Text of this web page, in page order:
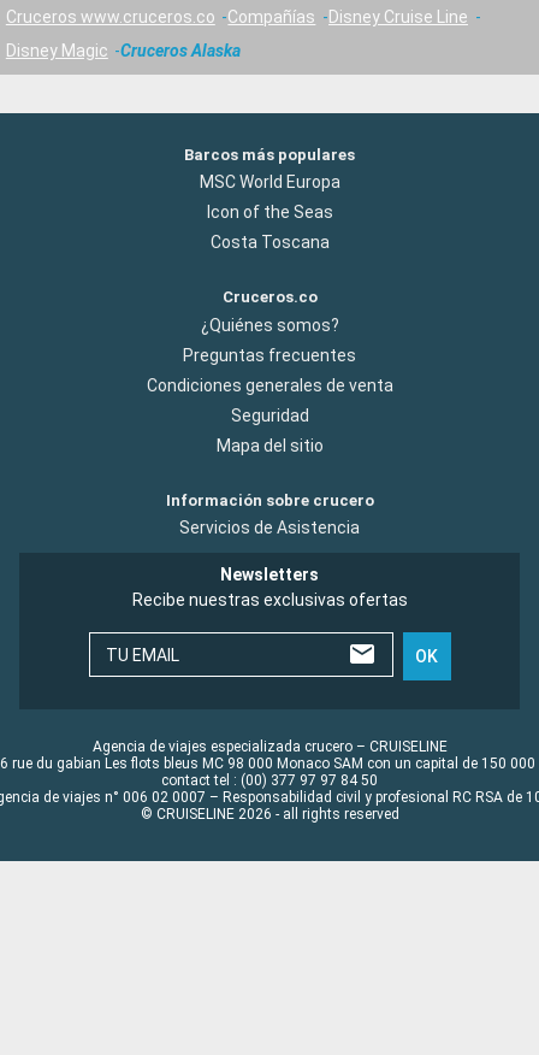
Cruceros www.cruceros.co Compañías
Disney Cruise Line
Disney Magic
Cruceros Alaska
Barcos más populares
MSC World Europa
Icon of the Seas
Costa Toscana
Cruceros.co
¿Quiénes somos?
Preguntas frecuentes
Condiciones generales de venta
Seguridad
Mapa del sitio
Información sobre crucero
Servicios de Asistencia
Newsletters
Recibe nuestras exclusivas ofertas
TU EMAIL OK
Agencia de viajes especializada crucero – CRUISELINE
rue du gabian Les flots bleus MC 98 000 Monaco SAM con un capital de 150 000
contact tel : (00) 377 97 97 84 50
de viajes n° 006 02 0007 – Responsabilidad civil y profesional RC RSA de
© CRUISELINE 2026 - all rights reserved